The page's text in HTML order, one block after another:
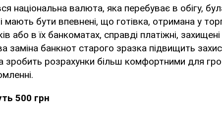
національна валюта, яка перебуває в обігу,
мають бути впевнені, що готівка, отримана у
або в їх банкоматах, справді платіжні,
заміна банкнот старого зразка підвищить
зробить розрахунки більш комфортними для
500 грн